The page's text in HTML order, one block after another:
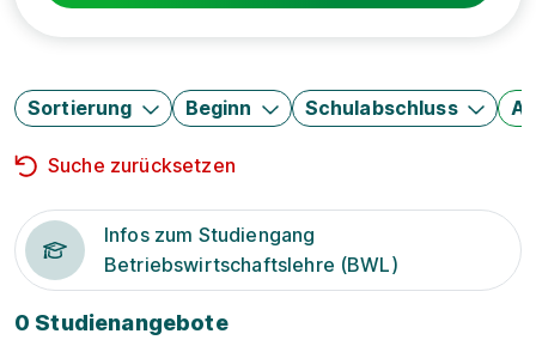
Sortierung Beginn Schulabschluss
Suche zurücksetzen
Infos zum Studiengang
Betriebswirtschaftslehre (BWL)
0 Studienangebote